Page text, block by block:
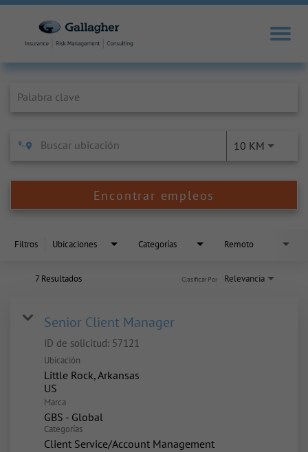
10 KM
Encontrar empleos
Filtros Ubicaciones Categorías Remoto
7 Resultados Relevancia
Clasificar Por
Senior Client Manager
ID de solicitud: 57121
Ubicación
Little Rock, Arkansas
Marca
GBS - Global
Categorías
Client Service/Account Management